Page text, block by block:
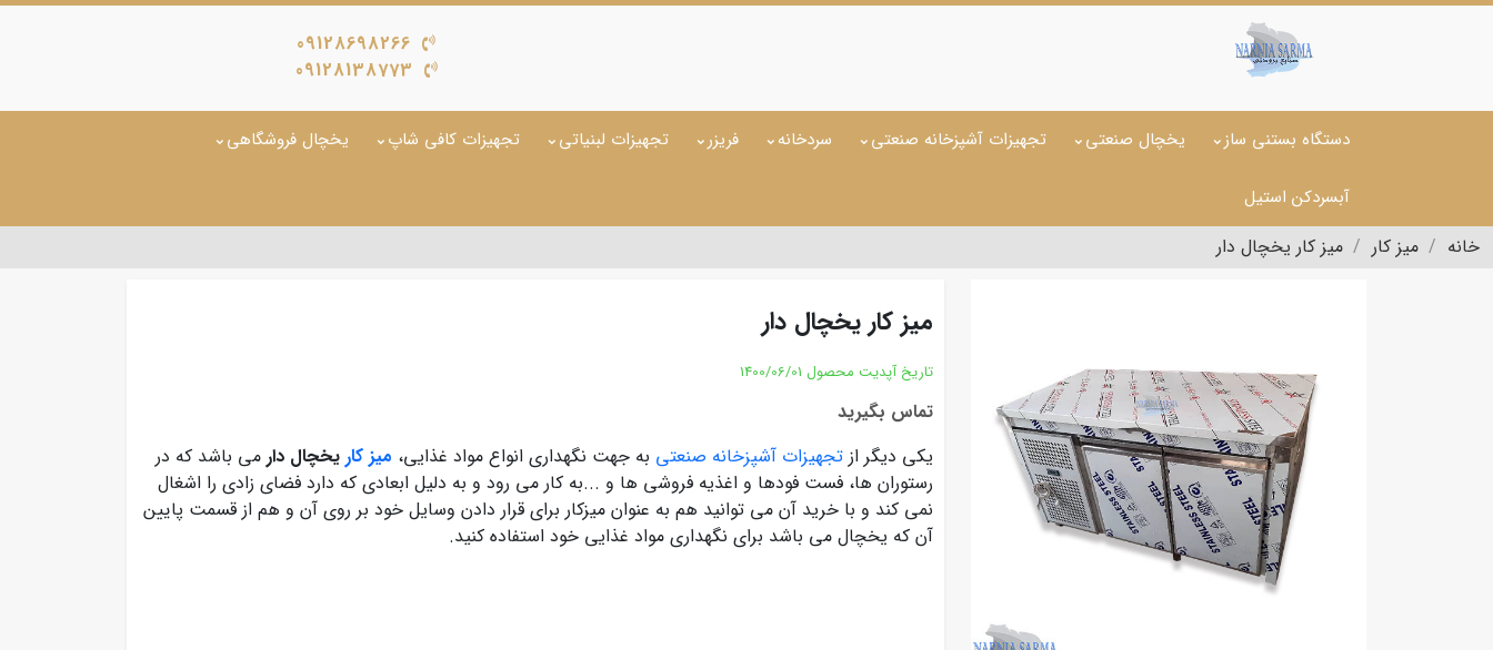
09128698266
09128138773
دستگاه بستنی ساز یخچال صنعتی تجهیزات آشپزخانه صنعتی سردخانه فریزر تجهیزات لبنیاتی تجهیزات کافی شاپ یخچال فروشگاهی
آبسردکن استیل
خانه میز کار میز کار یخچال دار
میز کار یخچال دار
تاریخ آپدیت محصول 1400/06/01
تماس بگیرید
یکی دیگر از تجهیزات آشپزخانه صنعتی به جهت نگهداری انواع مواد غذایی، میز کار یخچال دار می باشد که در
رستوران ها، فست فودها و اغذیه فروشی ها و ...به کار می رود و به دلیل ابعادی که دارد فضای زادی را اشغال
نمی کند و با خرید آن می توانید هم به عنوان میزکار برای قرار دادن وسایل خود بر روی آن و هم از قسمت پایین
آن که یخچال می باشد برای نگهداری مواد غذایی خود استفاده کنید.